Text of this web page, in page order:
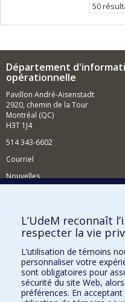
50
Département
opérationnelle
Pavillon André-Aisenstadt
2920, chemin de la Tour
Montréal (QC)
H3T 1J4
514 343-6602
Courriel
Nouvelles
Comment soutenir le
BESOIN D'AIDE?
Plan du site
Signaler une erreur
Accessibilité
L’UdeM reconnaît
respecter la vie
L’utilisation de témoins
personnaliser votre
sont obligatoires pour
sécurité du site Web,
préférences. En